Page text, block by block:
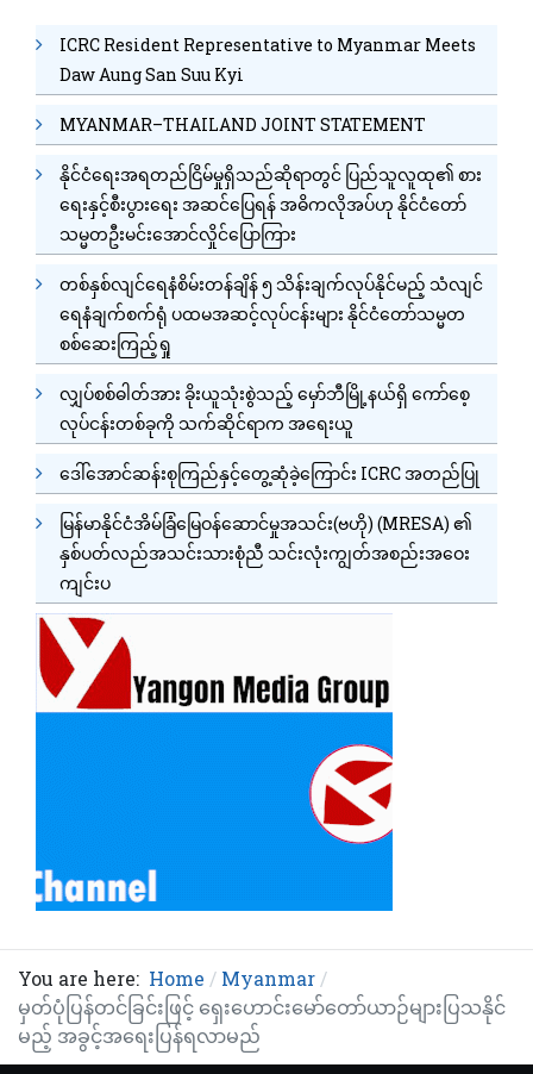
ICRC Resident Representative to Myanmar Meets
Daw Aung San Suu Kyi
MYANMAR–THAILAND JOINT STATEMENT
နိုင်ငံရေးအရတည်ငြိမ်မှုရှိသည်ဆိုရာတွင် ပြည်သူလူထု၏ စား
ရေးနှင့်စီးပွားရေး အဆင်ပြေရန် အဓိကလိုအပ်ဟု နိုင်ငံတော်
သမ္မတဦးမင်းအောင်လှိုင်ပြောကြား
တစ်နှစ်လျင်ရေနံစိမ်းတန်ချိန် ၅ သိန်းချက်လုပ်နိုင်မည့် သံလျင်
ရေနံချက်စက်ရုံ ပထမအဆင့်လုပ်ငန်းများ နိုင်ငံတော်သမ္မတ
စစ်ဆေးကြည့်ရှု
လျှပ်စစ်ဓါတ်အား ခိုးယူသုံးစွဲသည့် မှော်ဘီမြို့နယ်ရှိ ကော်စေ့
လုပ်ငန်းတစ်ခုကို သက်ဆိုင်ရာက အရေးယူ
ဒေါ်အောင်ဆန်းစုကြည်နှင့်တွေ့ဆုံခဲ့ကြောင်း ICRC အတည်ပြု
မြန်မာနိုင်ငံအိမ်ခြံမြေဝန်ဆောင်မှုအသင်း(ဗဟို) (MRESA) ၏
နှစ်ပတ်လည်အသင်းသားစုံညီ သင်းလုံးကျွတ်အစည်းအဝေး
ကျင်းပ
You are here: Home
Myanmar
မှတ်ပုံပြန်တင်ခြင်းဖြင့် ရှေးဟောင်းမော်တော်ယာဉ်များပြသနိုင်
မည့် အခွင့်အရေးပြန်ရလာမည်